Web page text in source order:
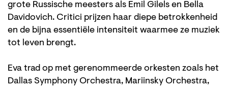
grote Russische meesters als Emil Gilels en Bella
Davidovich. Critici prijzen haar diepe betrokkenheid
en de bijna essentiële intensiteit waarmee ze muziek
tot leven brengt.
Eva trad op met gerenommeerde orkesten zoals het
Dallas Symphony Orchestra, Mariinsky Orchestra,